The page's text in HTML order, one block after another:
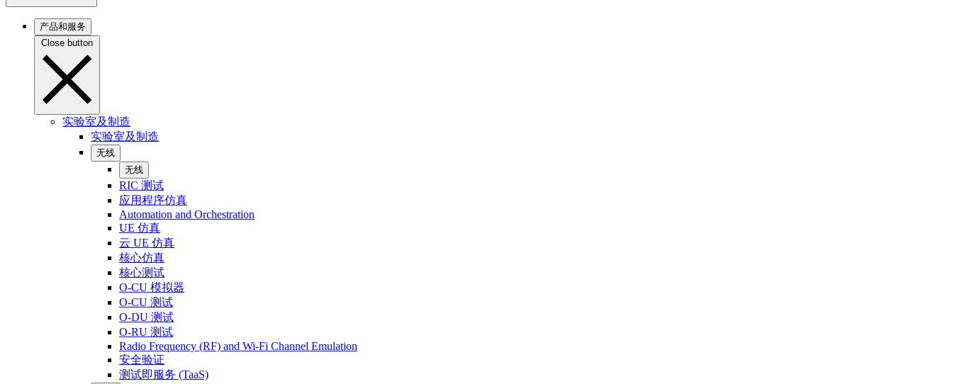
产品和服务
Close button
实验室及制造
实验室及制造
无线
无线
RIC 测试
应用程序仿真
Automation and Orchestration
UE 仿真
云 UE 仿真
核心仿真
核心测试
O-CU 模拟器
O-CU 测试
O-DU 测试
O-RU 测试
Radio Frequency (RF) and Wi-Fi Channel Emulation
安全验证
测试即服务 (TaaS)